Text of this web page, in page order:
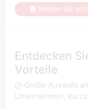
Melden Sie
Entdecken
Vorteile
Große Auswahl
Unternehmen,